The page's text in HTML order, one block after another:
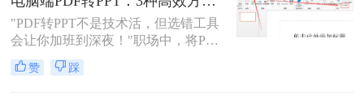
PDF是纯文字扫描件、带复杂表格的
课件，还是带大量图片的教案——不
同情况方法完全不同。下面我按实际
使用场景，把试过好用的几个方法整
理出来，不吹不黑，优缺点都说明
"PDF转PPT不是技术活，但选错工具
会让你加班到深夜！"职场中，将PDF
报告一键转化为PPT演示文稿是高频
刚需。然而，90%的办公族曾陷入“转
赞 踩